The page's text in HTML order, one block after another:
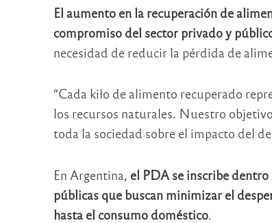
El aumento en la recuperación de
compromiso del sector privado y
necesidad de reducir la pérdida de
“Cada kilo de alimento recuperado
los recursos naturales. Nuestro
toda la sociedad sobre el impacto del
En Argentina, el PDA se inscribe
públicas que buscan minimizar el
hasta el consumo doméstico.